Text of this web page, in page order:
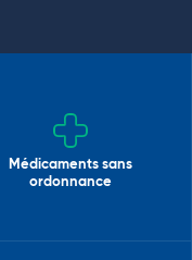
Médicaments sans
ordonnance